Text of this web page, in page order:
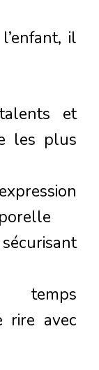
il
et
les plus
temps
rire avec